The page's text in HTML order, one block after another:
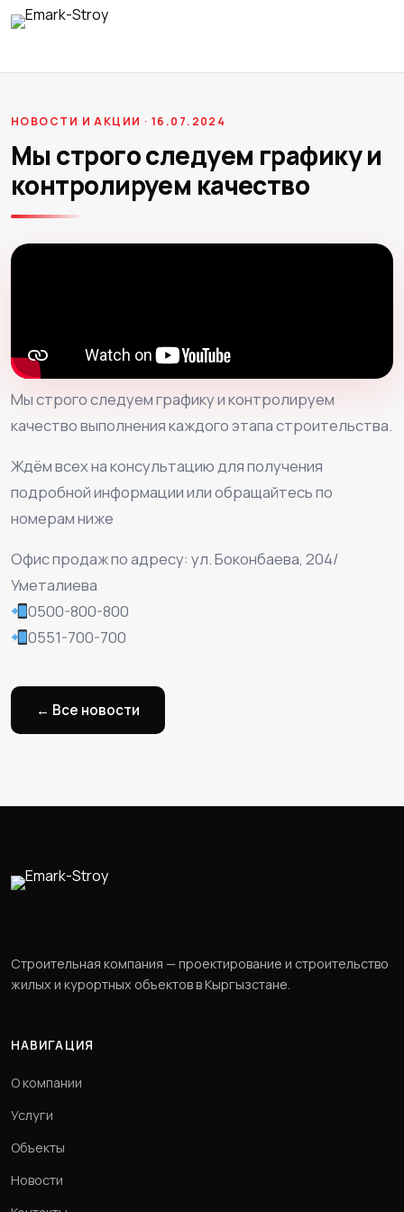
НОВОСТИ И АКЦИИ · 16.07.2024
Мы строго следуем графику и
контролируем качество
Мы строго следуем графику и контролируем
качество выполнения каждого этапа строительства.
Ждём всех на консультацию для получения
подробной информации или обращайтесь по
номерам ниже
Офис продаж по адресу: ул. Боконбаева, 204/
Уметалиева
0500-800-800
0551-700-700
← Все новости
Строительная компания — проектирование и строительство
жилых и курортных объектов в Кыргызстане.
НАВИГАЦИЯ
О компании
Услуги
Объекты
Новости